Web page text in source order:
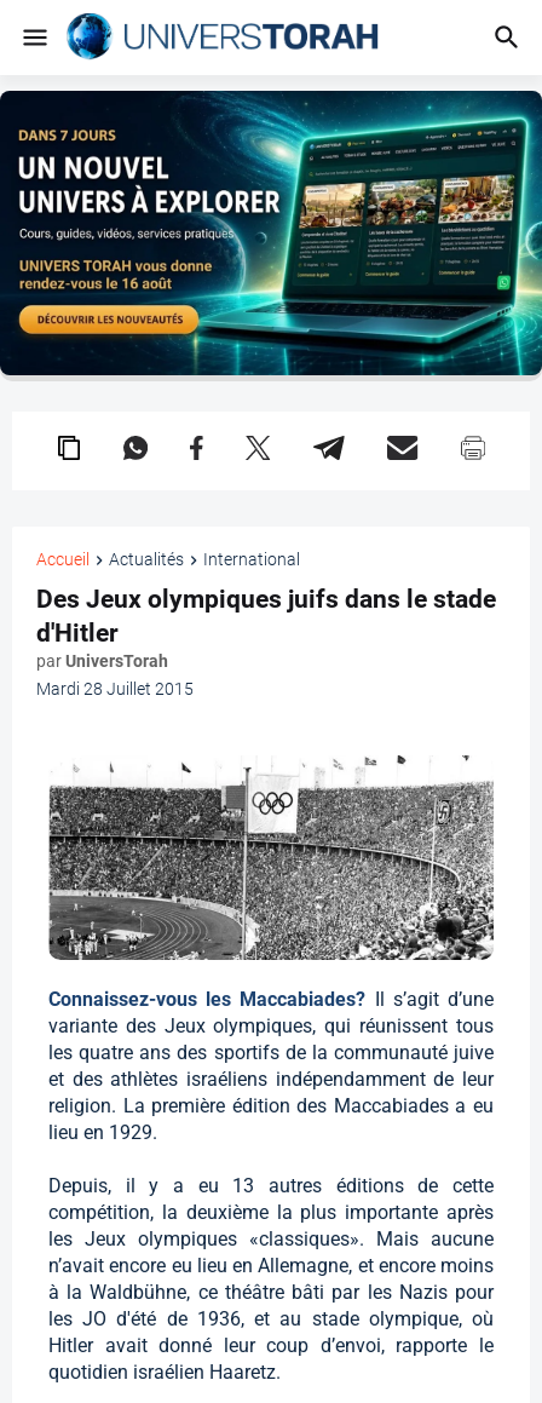
Accueil Actualités International
Des Jeux olympiques juifs dans le stade
d'Hitler
parUniversTorah
Mardi 28 Juillet 2015
Connaissez-vous les Maccabiades?
Il s’agit d’une
variante des Jeux olympiques, qui réunissent tous
les quatre ans des sportifs de la communauté juive
et des athlètes israéliens indépendamment de leur
religion. La première édition des Maccabiades a eu
lieu en 1929.
Depuis, il y a eu 13 autres éditions de cette
compétition, la deuxième la plus importante après
les Jeux olympiques «classiques». Mais aucune
n’avait encore eu lieu en Allemagne, et encore moins
à la Waldbühne, ce théâtre bâti par les Nazis pour
les JO d'été de 1936, et au stade olympique, où
Hitler avait donné leur coup d’envoi, rapporte le
quotidien israélien Haaretz.